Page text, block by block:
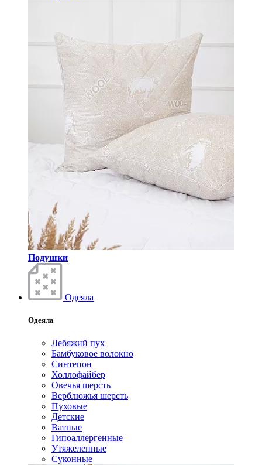
Подушки
Одеяла
Одеяла
Лебяжий пух
Бамбуковое волокно
Синтепон
Холлофайбер
Овечья шерсть
Верблюжья шерсть
Пуховые
Детские
Ватные
Гипоаллергенные
Утяжеленные
Суконные